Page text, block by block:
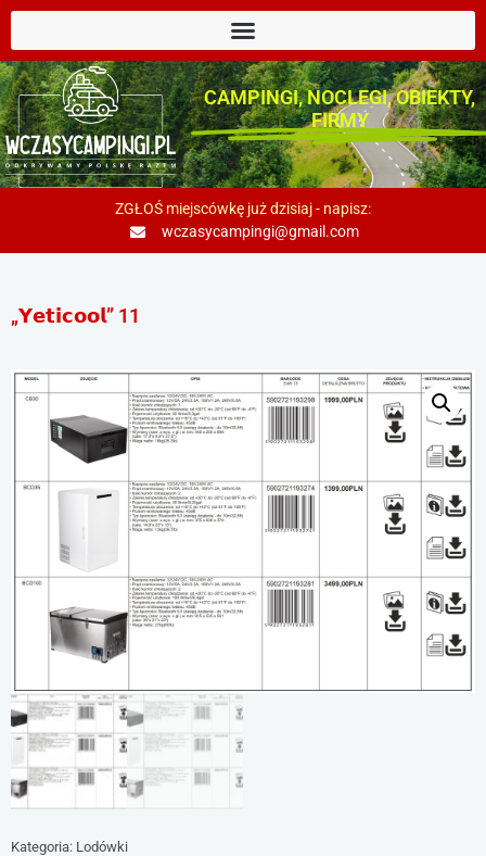
CAMPINGI, NOCLEGI, OBIEKTY,
FIRMY
ZGŁOŚ miejscówkę już dzisiaj - napisz:
wczasycampingi@gmail.com
„𝗬𝗲𝘁𝗶𝗰𝗼𝗼𝗹” 11
Kategoria: Lodówki